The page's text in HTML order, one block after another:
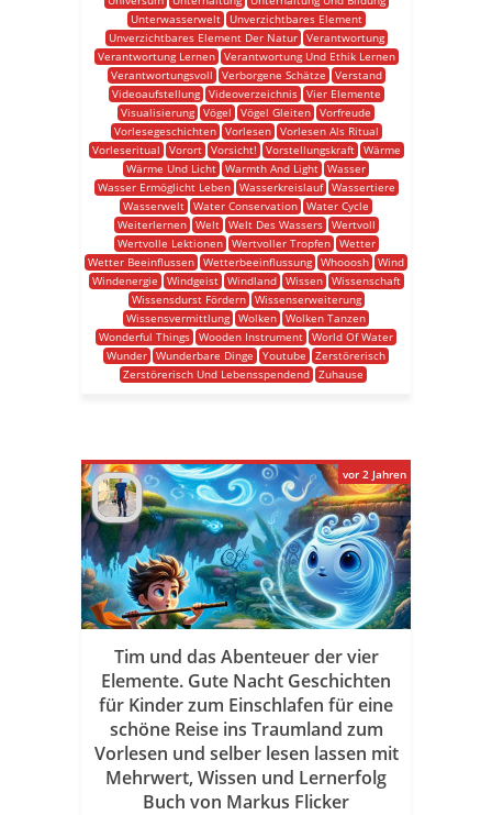
Unterwasserwelt
Unverzichtbares Element
Unverzichtbares Element Der Natur
Verantwortung
Verantwortung Lernen
Verantwortung Und Ethik Lernen
Verantwortungsvoll
Verborgene Schätze
Verstand
Videoaufstellung
Videoverzeichnis
Vier Elemente
Visualisierung Vögel Vögel Gleiten Vorfreude
Vorlesegeschichten
Vorlesen
Vorlesen Als Ritual
Vorleseritual
Vorort Vorsicht! Vorstellungskraft
Wärme
Wärme Und Licht Warmth And Light Wasser
Wasser Ermöglicht Leben
Wasserkreislauf
Wassertiere
Wasserwelt Water Conservation Water Cycle
Weiterlernen
Welt Welt Des Wassers
Wertvoll
Wertvolle Lektionen
Wertvoller Tropfen
Wetter
Wetter Beeinflussen Wetterbeeinflussung Whooosh Wind
Windenergie
Windgeist Windland Wissen
Wissenschaft
Wissensdurst Fördern
Wissenserweiterung
Wissensvermittlung Wolken Wolken Tanzen
Wonderful Things Wooden Instrument World Of Water
Wunder Wunderbare Dinge Youtube
Zerstörerisch
Zerstörerisch Und Lebensspendend Zuhause
Tim und das Abenteuer der vier
Elemente. Gute Nacht Geschichten
für Kinder zum Einschlafen für eine
schöne Reise ins Traumland zum
Vorlesen und selber lesen lassen mit
Mehrwert, Wissen und Lernerfolg
Buch von Markus Flicker
vor 2 Jahren